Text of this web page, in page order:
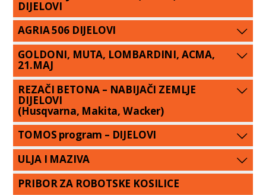
DIJELOVI
AGRIA 506 DIJELOVI
GOLDONI, MUTA, LOMBARDINI, ACMA,
21.MAJ
REZAČI BETONA – NABIJAČI ZEMLJE
DIJELOVI
(Husqvarna, Makita, Wacker)
TOMOS program – DIJELOVI
ULJA I MAZIVA
PRIBOR ZA ROBOTSKE KOSILICE